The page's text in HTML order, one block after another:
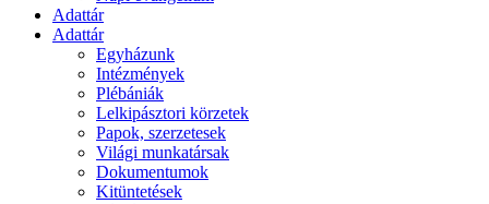
Adattár
Adattár
Egyházunk
Intézmények
Plébániák
Lelkipásztori körzetek
Papok, szerzetesek
Világi munkatársak
Dokumentumok
Kitüntetések